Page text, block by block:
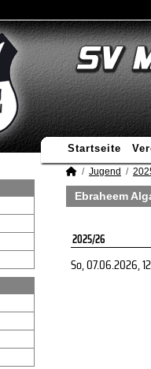
Startseite
Jugend
Ebraheem
2025/26
So, 07.06.2026,